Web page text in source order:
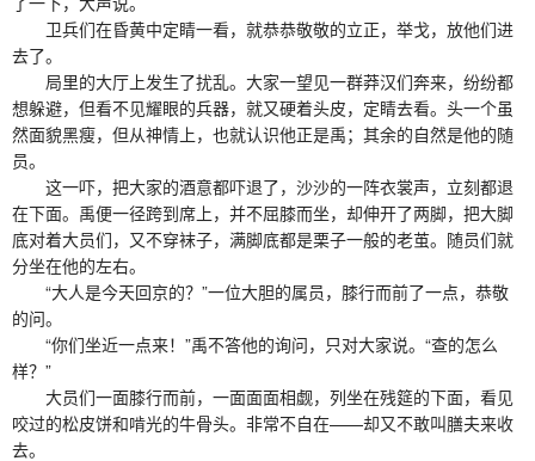
卫兵们在昏黄中定睛一看，就恭恭敬敬的立正，举戈，放他们进
去了。
局里的大厅上发生了扰乱。大家一望见一群莽汉们奔来，纷纷都
想躲避，但看不见耀眼的兵器，就又硬着头皮，定睛去看。头一个虽
然面貌黑瘦，但从神情上，也就认识他正是禹；其余的自然是他的随
员。
这一吓，把大家的酒意都吓退了，沙沙的一阵衣裳声，立刻都退
在下面。禹便一径跨到席上，并不屈膝而坐，却伸开了两脚，把大脚
底对着大员们，又不穿袜子，满脚底都是栗子一般的老茧。随员们就
分坐在他的左右。
“大人是今天回京的？”一位大胆的属员，膝行而前了一点，恭敬
的问。
“你们坐近一点来！”禹不答他的询问，只对大家说。“查的怎么
样？”
大员们一面膝行而前，一面面面相觑，列坐在残筵的下面，看见
咬过的松皮饼和啃光的牛骨头。非常不自在——却又不敢叫膳夫来收
去。